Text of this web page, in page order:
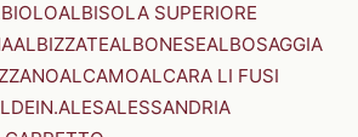
ALBISOLA SUPERIORE
ALBIZZATEALBONESEALBOSAGGIA
ALCAMOALCARA LI FUSI
ALESALESSANDRIA